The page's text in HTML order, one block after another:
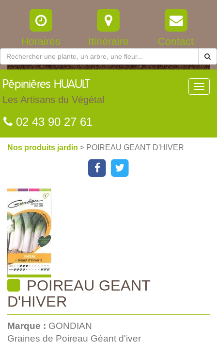
Horaires Itinéraire Contact
Pépinières HUAULT
Les Artisans du Végétal
02 43 90 27 61
Nos produits jardin > POIREAU GEANT D'HIVER
POIREAU GEANT
D'HIVER
Marque : GONDIAN
Graines de Poireau Géant d'iver